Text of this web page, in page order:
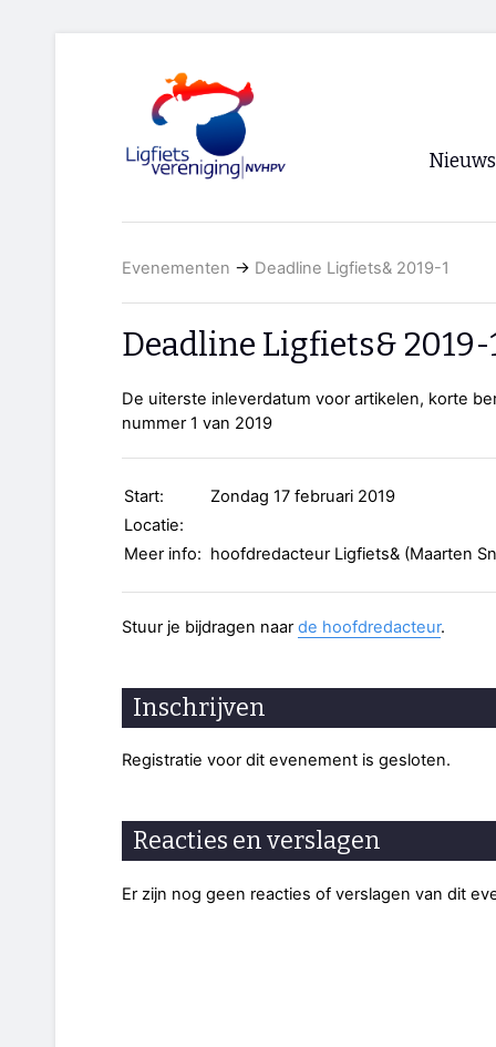
Nieuws
RSS
Evenementen → Deadline Ligfiets& 2019-1
Deadline Ligfiets& 2019-
De uiterste inleverdatum voor artikelen, korte
nummer 1 van 2019
Start:
Zondag 17 februari 2019
Locatie:
Meer info: hoofdredacteur Ligfiets& (Maarten
Stuur je bijdragen naarde hoofdredacteur.
Inschrijven
Registratie voor dit evenement is gesloten.
Reacties en verslagen
Er zijn nog geen reacties of verslagen van dit